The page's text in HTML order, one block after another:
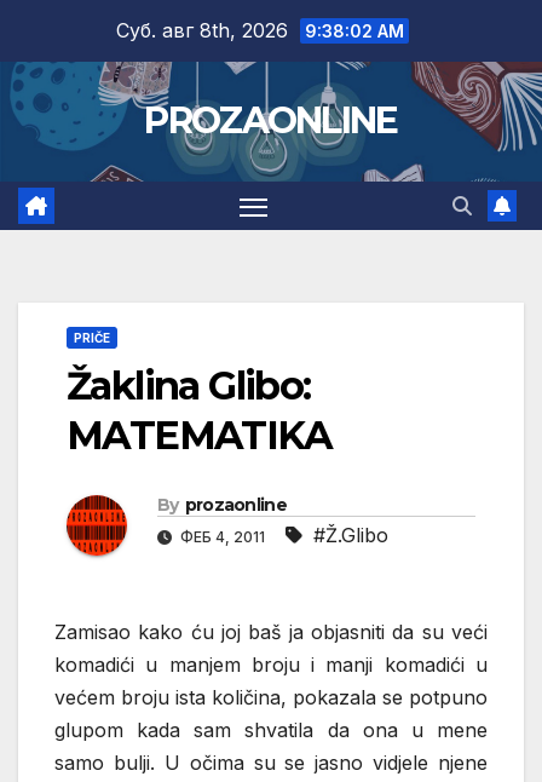
content
Суб. авг 8th, 2026 9:38:03 AM
PROZAONLINE
PRIČE
Žaklina Glibo:
MATEMATIKA
By prozaonline
ФЕБ 4, 2011 #Ž.Glibo
Zamisao kako ću joj baš ja objasniti da su veći
komadići u manjem broju i manji komadići u
većem broju ista količina, pokazala se potpuno
glupom kada sam shvatila da ona u mene
samo bulji. U očima su se jasno vidjele njene